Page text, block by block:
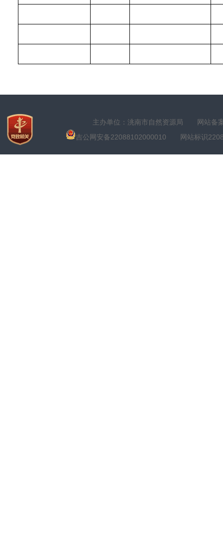
主办单位：洮南市自然资源局
网站备
吉公网安备22088102000010 网站标识